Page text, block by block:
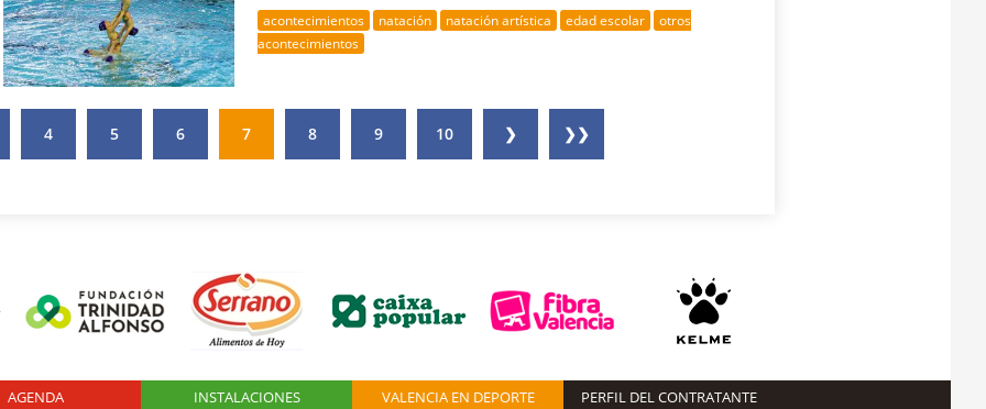
acontecimientos natación natación artística edad escolar
otros
acontecimientos
4 5 6 7 8 9 10 ❯ ❯❯
Logo Fundación
AGENDA INSTALACIONES VALENCIA EN DEPORTE
PERFIL DEL CONTRATANTE